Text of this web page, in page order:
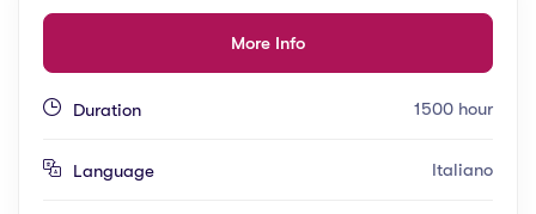
More Info
Duration 1500 hour
Language Italiano